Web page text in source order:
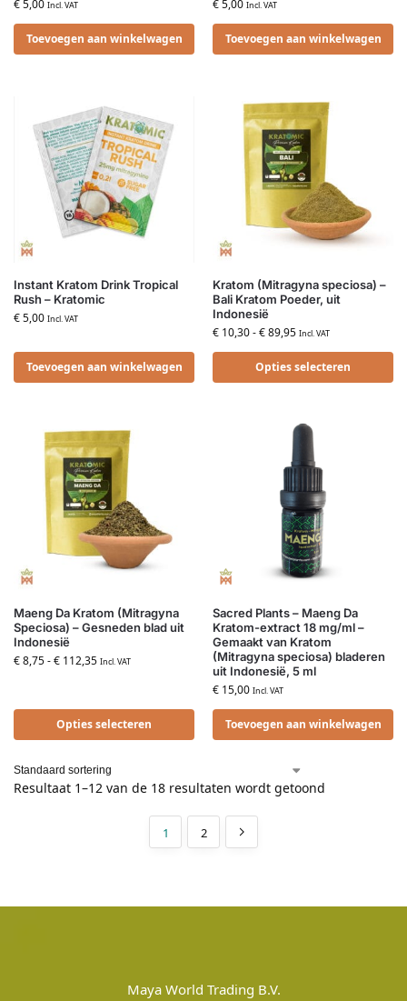
€5,00 Incl. VAT
Toevoegen aan winkelwagen
€5,00 Incl. VAT
Toevoegen aan winkelwagen
Instant Kratom Drink Tropical
Rush – Kratomic
€5,00 Incl. VAT
Toevoegen aan winkelwagen
Kratom (Mitragyna speciosa) –
Bali Kratom Poeder, uit
Indonesië
€ 10,30-€89,95 Incl. VAT
Opties selecteren
Maeng Da Kratom (Mitragyna
Speciosa) – Gesneden blad uit
Indonesië
€8,75-€ 112,35 Incl. VAT
Opties selecteren
Sacred Plants – Maeng Da
Kratom-extract 18 mg/ml –
Gemaakt van Kratom
(Mitragyna speciosa) bladeren
uit Indonesië, 5 ml
€ 15,00 Incl. VAT
Toevoegen aan winkelwagen
Resultaat 1–12 van de 18 resultaten wordt getoond
1 2
Maya World Trading B.V.